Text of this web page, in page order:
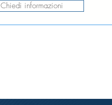
Chiedi informazioni